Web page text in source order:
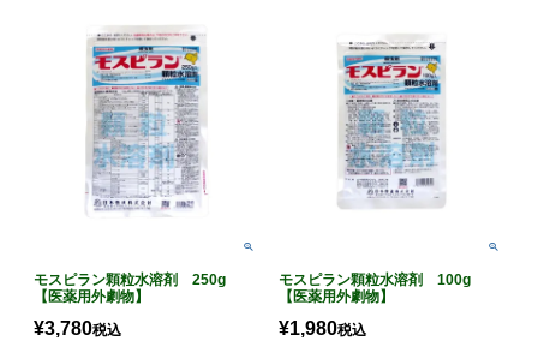
モスピラン顆粒水溶剤 250g
【医薬用外劇物】
¥3,780税込
モスピラン顆粒水溶剤 100g
【医薬用外劇物】
¥1,980税込